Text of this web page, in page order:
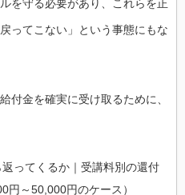
を守る必要があり、これらを正
ってこない」という事態にもな
付金を確実に受け取るために、
ってくるか｜受講料別の還付
円～50,000円のケース）